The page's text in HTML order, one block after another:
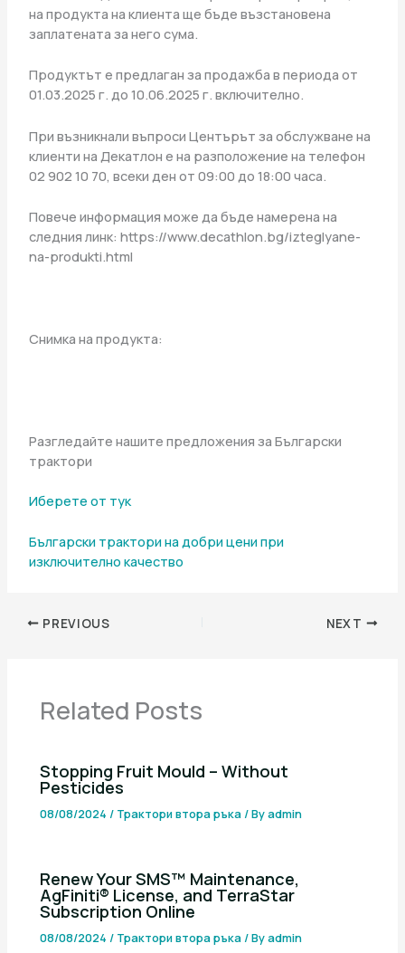
на продукта на клиента ще бъде възстановена
заплатената за него сума.
Продуктът е предлаган за продажба в периода от
01.03.2025 г. до 10.06.2025 г. включително.
При възникнали въпроси Центърът за обслужване на
клиенти на Декатлон е на разположение на телефон
02 902 10 70, всеки ден от 09:00 до 18:00 часа.
Повече информация може да бъде намерена на
следния линк: https://www.decathlon.bg/izteglyane-
na-produkti.html
Снимка на продукта:
Разгледайте нашите предложения за Български
трактори
Иберете от тук
Български трактори на добри цени при
изключително качество
PREVIOUS NEXT
Related Posts
Stopping Fruit Mould – Without
Pesticides
08/08/2024/ Трактори втора ръка/ Byadmin
Renew Your SMS™ Maintenance,
AgFiniti® License, and TerraStar
Subscription Online
08/08/2024/ Трактори втора ръка/ Byadmin